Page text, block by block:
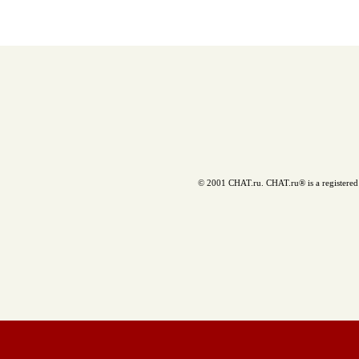
© 2001 CHAT.ru. CHAT.ru® is a